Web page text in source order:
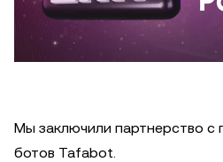
Мы заключили партнерство с
ботов Tafabot.